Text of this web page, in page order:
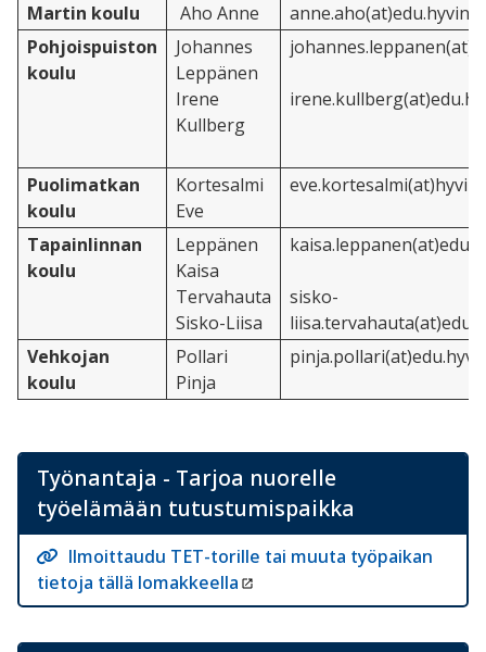
Martin koulu Aho Anne
Pohjoispuiston
koulu
Johannes
Leppänen
Irene
Kullberg
Puolimatkan
koulu
Kortesalmi
Eve
Tapainlinnan
koulu
Leppänen
Kaisa
Tervahauta
Sisko-Liisa
sisko-
Vehkojan
koulu
Pollari
Pinja
Työnantaja - Tarjoa nuorelle
työelämään tutustumispaikka
Ilmoittaudu TET-torille tai muuta työpaikan
tietoja tällä lomakkeella